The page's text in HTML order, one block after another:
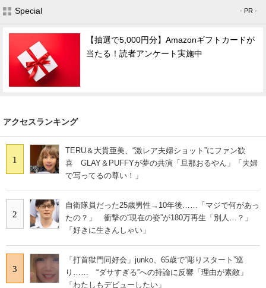
Special - PR -
【抽選で5,000円分】Amazonギフトカードが
当たる！読者アンケート実施中
アクセスランキング
1
TERU＆大貫亜美、“激レア夫婦ショット”にファン歓
喜 GLAY＆PUFFYが夢の共演「旦那おるやん」「夫婦
で写ってるの尊い！」
2
自衛隊員だった25歳男性→10年後……「マジで何があっ
たの？」 衝撃の“現在の姿”が180万再生「別人…？」
「好きに生きんしゃい」
3
「打首獄門同好会」junko、65歳で“彫りスタート”巡
り…… “ダサすぎる”への持論に反響「理由が素敵」
「わたしもデビューしたい」